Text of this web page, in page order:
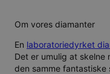
Om vores diamanter
En laboratoriedyrket
Det er umulig at
den samme